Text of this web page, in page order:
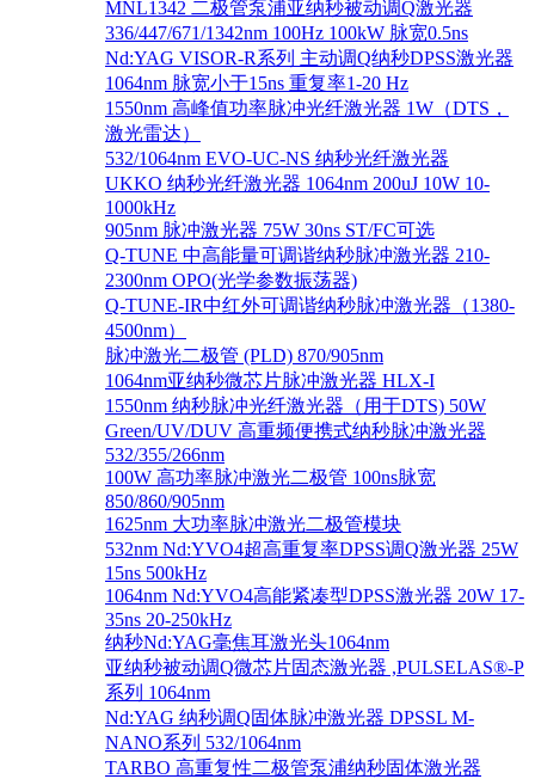
MNL1342 二极管泵浦亚纳秒被动调Q激光器
336/447/671/1342nm 100Hz 100kW 脉宽0.5ns
Nd:YAG VISOR-R系列 主动调Q纳秒DPSS激光器
1064nm 脉宽小于15ns 重复率1-20 Hz
1550nm 高峰值功率脉冲光纤激光器 1W（DTS，
激光雷达）
532/1064nm EVO-UC-NS 纳秒光纤激光器
UKKO 纳秒光纤激光器 1064nm 200uJ 10W 10-
1000kHz
905nm 脉冲激光器 75W 30ns ST/FC可选
Q-TUNE 中高能量可调谐纳秒脉冲激光器 210-
2300nm OPO(光学参数振荡器)
Q-TUNE-IR中红外可调谐纳秒脉冲激光器（1380-
4500nm）
脉冲激光二极管 (PLD) 870/905nm
1064nm亚纳秒微芯片脉冲激光器 HLX-I
1550nm 纳秒脉冲光纤激光器（用于DTS) 50W
Green/UV/DUV 高重频便携式纳秒脉冲激光器
532/355/266nm
100W 高功率脉冲激光二极管 100ns脉宽
850/860/905nm
1625nm 大功率脉冲激光二极管模块
532nm Nd:YVO4超高重复率DPSS调Q激光器 25W
15ns 500kHz
1064nm Nd:YVO4高能紧凑型DPSS激光器 20W 17-
35ns 20-250kHz
纳秒Nd:YAG毫焦耳激光头1064nm
亚纳秒被动调Q微芯片固态激光器 ,PULSELAS®-P
系列 1064nm
Nd:YAG 纳秒调Q固体脉冲激光器 DPSSL M-
NANO系列 532/1064nm
TARBO 高重复性二极管泵浦纳秒固体激光器